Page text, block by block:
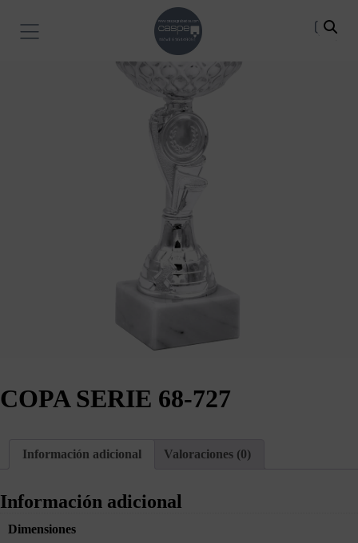
COPA SERIE 68-727
Información adicional Valoraciones (0)
Información adicional
Dimensiones